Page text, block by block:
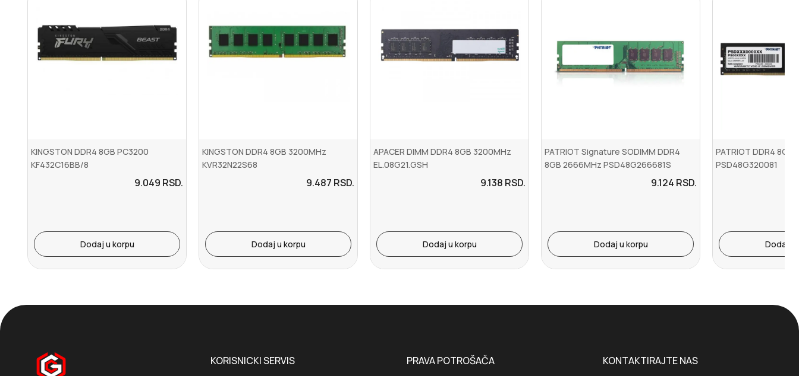
KINGSTON DDR4 8GB PC3200
KF432C16BB/8
9.049 RSD.
Dodaj u korpu
KINGSTON DDR4 8GB 3200MHz
KVR32N22S68
9.487 RSD.
Dodaj u korpu
APACER DIMM DDR4 8GB 3200MHz
EL.08G21.GSH
9.138 RSD.
Dodaj u korpu
PATRIOT Signature SODIMM DDR4
8GB 2666MHz PSD48G266681S
9.124 RSD.
Dodaj u korpu
PATRIOT DDR4 8GB
PSD48G320081
Dodaj u
KORISNICKI SERVIS PRAVA POTROŠAČA KONTAKTIRAJTE NAS